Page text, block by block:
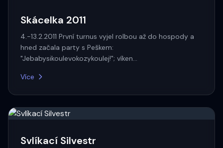
Skácelka 2011
4.-13.2.2011 První turnus vyjel rolbou až do hospody a
hned začala party s Peškem:
"Jebabysikoulevokozykoulej!"; víken…
Více
Svlíkací Silvestr